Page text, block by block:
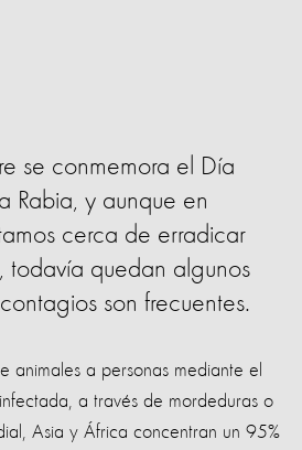
se conmemora el Día
Rabia, y aunque en
cerca de erradicar
todavía quedan algunos
son frecuentes.
animales a personas mediante el
a través de mordeduras o
Asia y África concentran un 95%